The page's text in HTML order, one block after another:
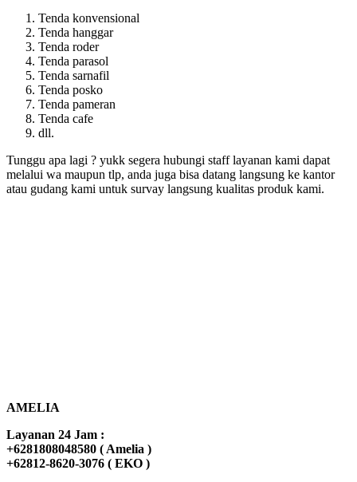
Tenda konvensional
Tenda hanggar
Tenda roder
Tenda parasol
Tenda sarnafil
Tenda posko
Tenda pameran
Tenda cafe
dll.
Tunggu apa lagi ? yukk segera hubungi staff layanan kami dapat
melalui wa maupun tlp, anda juga bisa datang langsung ke kantor
atau gudang kami untuk survay langsung kualitas produk kami.
AMELIA
Layanan 24 Jam :
+6281808048580 ( Amelia )
+62812-8620-3076 ( EKO )